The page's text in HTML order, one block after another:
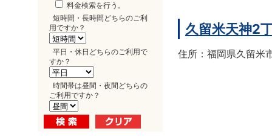
料金検索を行う。
短時間・長時間どちらのご利
用ですか？
平日・休日どちらのご利用で
すか？
時間帯は昼間・夜間どちらの
ご利用ですか？
久留米天神2
住所：福岡県久留米